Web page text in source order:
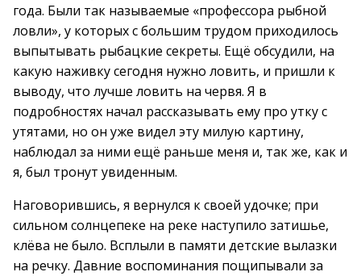
года. Были так называемые «профессора рыбной
ловли», у которых с большим трудом приходилось
выпытывать рыбацкие секреты. Ещё обсудили, на
какую наживку сегодня нужно ловить, и пришли к
выводу, что лучше ловить на червя. Я в
подробностях начал рассказывать ему про утку с
утятами, но он уже видел эту милую картину,
наблюдал за ними ещё раньше меня и, так же, как и
я, был тронут увиденным.
Наговорившись, я вернулся к своей удочке; при
сильном солнцепеке на реке наступило затишье,
клёва не было. Всплыли в памяти детские вылазки
на речку. Давние воспоминания пощипывали за